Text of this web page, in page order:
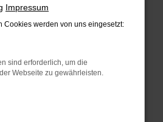
aufgetreten.
Tipps, die dir helfen können:
Firewall und deine
Impressum
Cookies werden von uns eingesetzt:
sind erforderlich, um die
Webseite zu gewährleisten.